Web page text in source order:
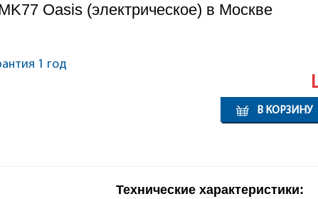
Oasis (электрическое) в Москве
1 год
В КОРЗИНУ
Технические характеристики: